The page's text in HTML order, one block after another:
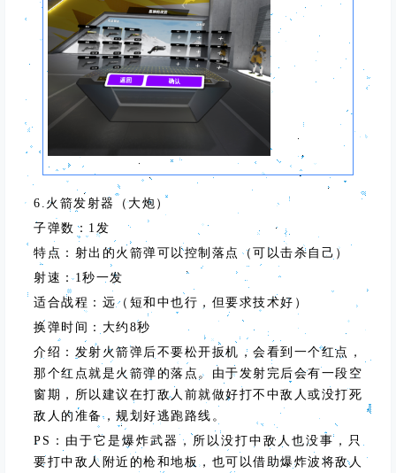
6.火箭发射器（大炮）
子弹数：1发
特点：射出的火箭弹可以控制落点（可以击杀自己）
射速：1秒一发
适合战程：远（短和中也行，但要求技术好）
换弹时间：大约8秒
介绍：发射火箭弹后不要松开扳机，会看到一个红点，
那个红点就是火箭弹的落点。由于发射完后会有一段空
窗期，所以建议在打敌人前就做好打不中敌人或没打死
敌人的准备，规划好逃跑路线。
PS：由于它是爆炸武器，所以没打中敌人也没事，只
要打中敌人附近的枪和地板，也可以借助爆炸波将敌人